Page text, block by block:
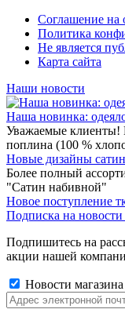
Соглашение на
Политика
Не является
Карта сайта
Наши новости
Наша новинка:
Уважаемые клиенты!
поплина (100 %
Новые дизайны
Более полный
"Сатин набивной"
Новое поступление
Подписка на
Подпишитесь на
акции нашей
Новости магазина